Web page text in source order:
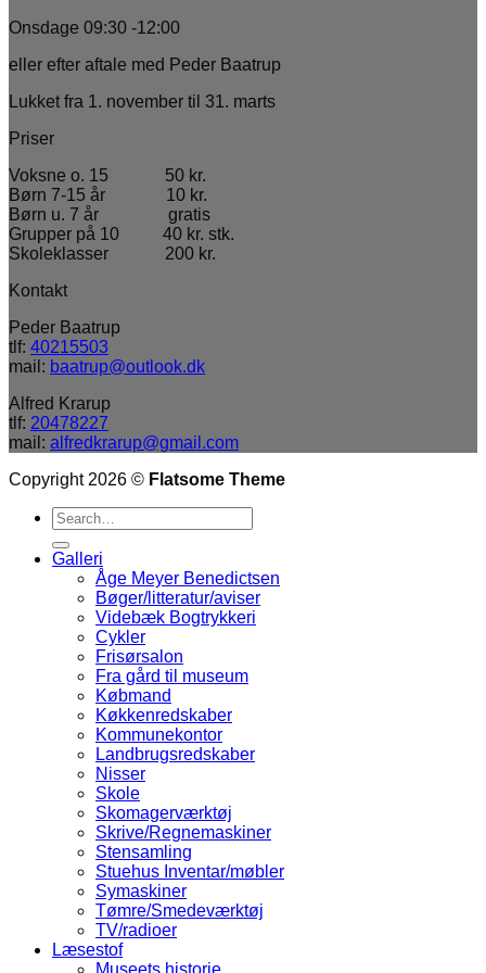
Onsdage 09:30 -12:00
eller efter aftale med Peder Baatrup
Lukket fra 1. november til 31. marts
Priser
Voksne o. 15 50 kr.
Børn 7-15 år 10 kr.
Børn u. 7 år gratis
Grupper på 10 40 kr. stk.
Skoleklasser 200 kr.
Kontakt
Peder Baatrup
tlf: 40215503
mail: baatrup@outlook.dk
Alfred Krarup
tlf: 20478227
mail: alfredkrarup@gmail.com
Copyright 2026 © Flatsome Theme
Galleri
Åge Meyer Benedictsen
Bøger/litteratur/aviser
Videbæk Bogtrykkeri
Cykler
Frisørsalon
Fra gård til museum
Købmand
Køkkenredskaber
Kommunekontor
Landbrugsredskaber
Nisser
Skole
Skomagerværktøj
Skrive/Regnemaskiner
Stensamling
Stuehus Inventar/møbler
Symaskiner
Tømre/Smedeværktøj
TV/radioer
Læsestof